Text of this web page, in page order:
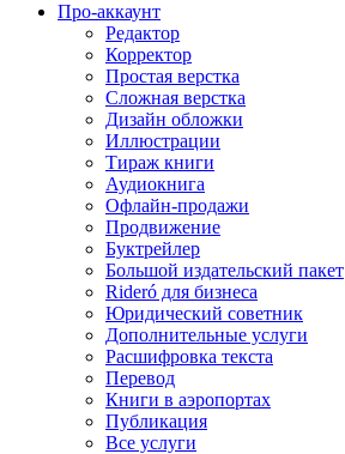
Про-аккаунт
Редактор
Корректор
Простая верстка
Сложная верстка
Дизайн обложки
Иллюстрации
Тираж книги
Аудиокнига
Офлайн-продажи
Продвижение
Буктрейлер
Большой издательский пакет
Rideró для бизнеса
Юридический советник
Дополнительные услуги
Расшифровка текста
Перевод
Книги в аэропортах
Публикация
Все услуги